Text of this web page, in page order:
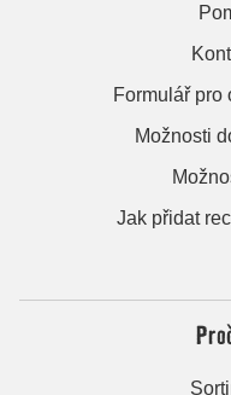
Formulář pro
Možnosti
Jak přidat